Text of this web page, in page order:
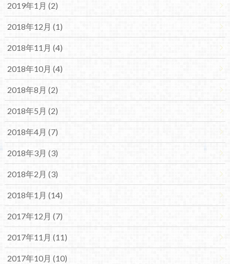
2019年1月 (2)
2018年12月 (1)
2018年11月 (4)
2018年10月 (4)
2018年8月 (2)
2018年5月 (2)
2018年4月 (7)
2018年3月 (3)
2018年2月 (3)
2018年1月 (14)
2017年12月 (7)
2017年11月 (11)
2017年10月 (10)